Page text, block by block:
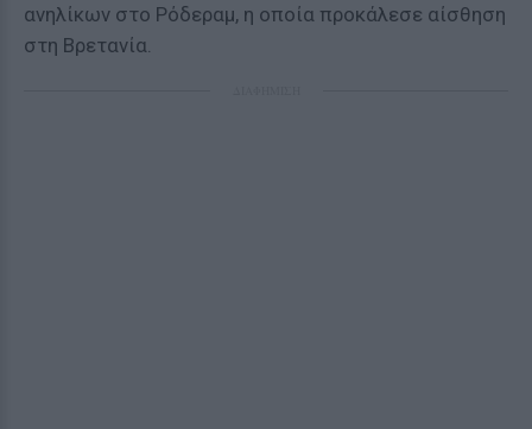
ανηλίκων στο Ρόδεραμ, η οποία προκάλεσε αίσθηση
στη Βρετανία.